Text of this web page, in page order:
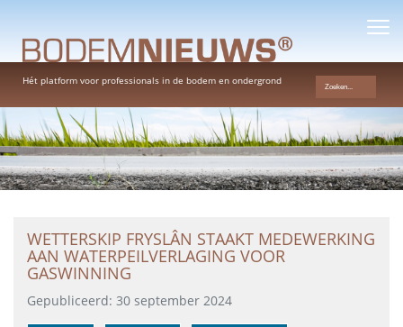
Hét platform voor professionals in de bodem en ondergrond
WETTERSKIP FRYSLÂN STAAKT MEDEWERKING
AAN WATERPEILVERLAGING VOOR
GASWINNING
Gepubliceerd: 30 september 2024